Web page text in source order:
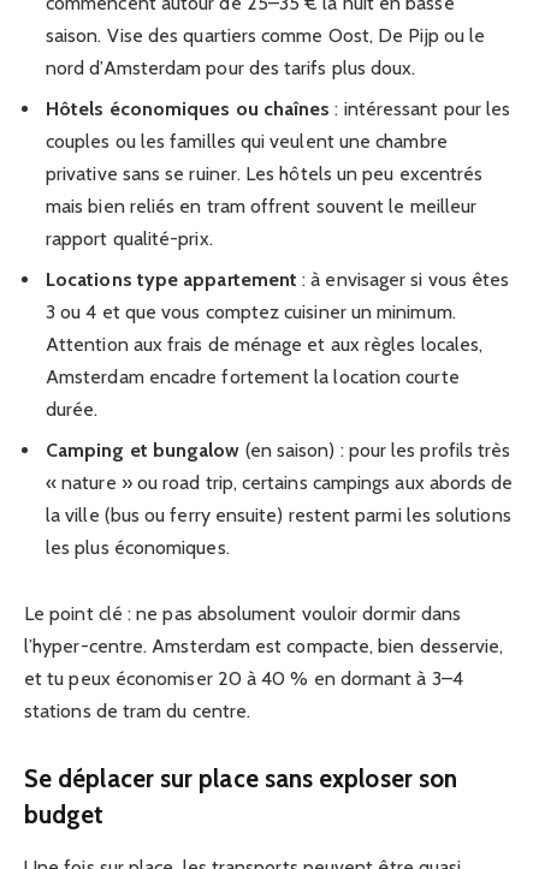
saison. Vise des quartiers comme Oost, De Pijp ou le
nord d’Amsterdam pour des tarifs plus doux.
Hôtels économiques ou chaînes : intéressant pour les
couples ou les familles qui veulent une chambre
privative sans se ruiner. Les hôtels un peu excentrés
mais bien reliés en tram offrent souvent le meilleur
rapport qualité-prix.
Locations type appartement : à envisager si vous êtes
3 ou 4 et que vous comptez cuisiner un minimum.
Attention aux frais de ménage et aux règles locales,
Amsterdam encadre fortement la location courte
durée.
Camping et bungalow (en saison) : pour les profils très
« nature » ou road trip, certains campings aux abords de
la ville (bus ou ferry ensuite) restent parmi les solutions
les plus économiques.
Le point clé : ne pas absolument vouloir dormir dans
l’hyper-centre. Amsterdam est compacte, bien desservie,
et tu peux économiser 20 à 40 % en dormant à 3–4
stations de tram du centre.
Se déplacer sur place sans exploser son
budget